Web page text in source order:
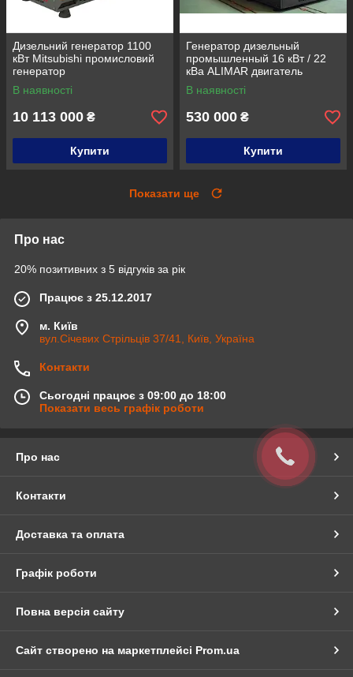
Дизельний генератор 1100
кВт Mitsubishi промисловий
генератор
В наявності
10 113 000 ₴
Купити
Генератор дизельный
промышленный 16 кВт / 22
кВа ALIMAR двигатель
PERKINS Дизельная
электростанция
В наявності
530 000 ₴
Купити
Показати ще
Про нас
20% позитивних з 5 відгуків за рік
Працює з 25.12.2017
м. Київ
вул.Січевих Стрільців 37/41, Київ, Україна
Контакти
Сьогодні працює з 09:00 до 18:00
Показати весь графік роботи
Про нас
Контакти
Доставка та оплата
Графік роботи
Повна версія сайту
Сайт створено на маркетплейсі Prom.ua